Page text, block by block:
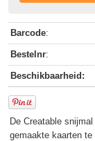
Barcode:
Bestelnr:
Beschikbaarheid:
De Creatable
gemaakte kaarten